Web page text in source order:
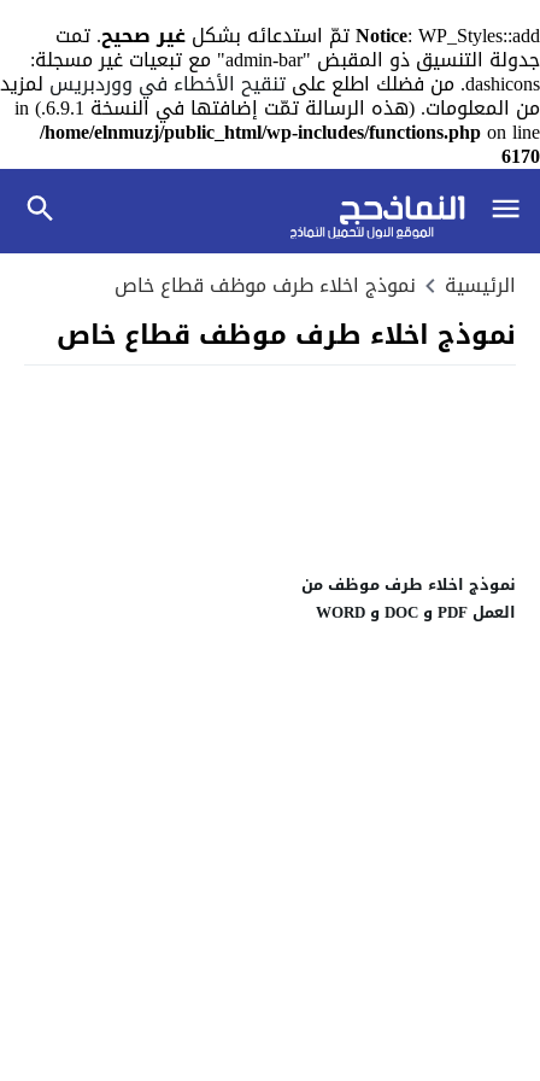
Notice: WP_Styles::add تمّ استدعائه بشكل غير صحيح. تمت
جدولة التنسيق ذو المقبض "admin-bar" مع تبعيات غير مسجلة:
dashicons. من فضلك اطلع على تنقيح الأخطاء في ووردبريس لمزيد
من المعلومات. (هذه الرسالة تمّت إضافتها في النسخة 6.9.1.) in
/home/elnmuzj/public_html/wp-includes/functions.phpon line
6170
الرئيسية نموذج اخلاء طرف موظف قطاع خاص
نموذج اخلاء طرف موظف قطاع خاص
نموذج اخلاء طرف موظف من
العمل PDF و DOC و WORD